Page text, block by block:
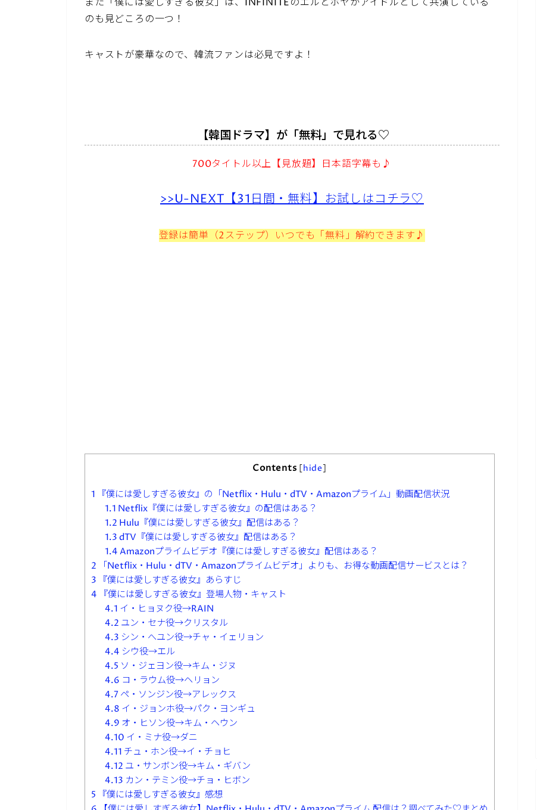
のも見どころの一つ！
キャストが豪華なので、韓流ファンは必見ですよ！
【韓国ドラマ】が「無料」で見れる♡
700タイトル以上【見放題】日本語字幕も♪
>>U-NEXT【31日間・無料】お試しはコチラ♡
登録は簡単（2ステップ）いつでも「無料」解約できます♪
Contents hide
1 『僕には愛しすぎる彼女』の「Netflix・Hulu・dTV・Amazonプライム」動画配信状況
1.1 Netflix『僕には愛しすぎる彼女』の配信はある？
1.2 Hulu『僕には愛しすぎる彼女』配信はある？
1.3dTV『僕には愛しすぎる彼女』配信はある？
1.4Amazonプライムビデオ『僕には愛しすぎる彼女』配信はある？
2 「Netflix・Hulu・dTV・Amazonプライムビデオ」よりも、お得な動画配信サービスとは？
3 『僕には愛しすぎる彼女』あらすじ
4 『僕には愛しすぎる彼女』登場人物・キャスト
4.1 イ・ヒョヌク役→RAIN
4.2 ユン・セナ役→クリスタル
4.3 シン・へユン役→チャ・イェリョン
4.4 シウ役→エル
4.5 ソ・ジェヨン役→キム・ジヌ
4.6 コ・ラウム役→ヘリョン
4.7ペ・ソンジン役→アレックス
4.8 イ・ジョンホ役→パク・ヨンギュ
4.9 オ・ヒソン役→キム・ヘウン
4.10 イ・ミナ役→ダニ
4.11 チュ・ホン役→イ・チョヒ
4.12 ユ・サンボン役→キム・ギバン
4.13 カン・テミン役→チョ・ヒボン
5 『僕には愛しすぎる彼女』感想